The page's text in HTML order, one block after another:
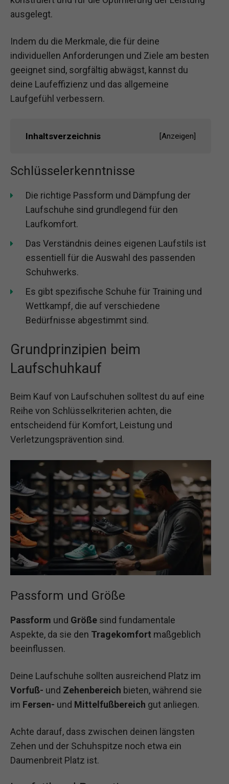
ausgelegt.
Indem du die Merkmale, die für deine
individuellen Anforderungen und Ziele am besten
geeignet sind, sorgfältig abwägst, kannst du
deine Laufeffizienz und das allgemeine
Laufgefühl verbessern.
Inhaltsverzeichnis [Anzeigen]
Schlüsselerkenntnisse
Die richtige Passform und Dämpfung der
Laufschuhe sind grundlegend für den
Laufkomfort.
Das Verständnis deines eigenen Laufstils ist
essentiell für die Auswahl des passenden
Schuhwerks.
Es gibt spezifische Schuhe für Training und
Wettkampf, die auf verschiedene
Bedürfnisse abgestimmt sind.
Grundprinzipien beim
Laufschuhkauf
Beim Kauf von Laufschuhen solltest du auf eine
Reihe von Schlüsselkriterien achten, die
entscheidend für Komfort, Leistung und
Verletzungsprävention sind.
Passform und Größe
Passform und Größe sind fundamentale
Aspekte, da sie den Tragekomfort maßgeblich
beeinflussen.
Deine Laufschuhe sollten ausreichend Platz im
Vorfuß- und Zehenbereich bieten, während sie
im Fersen- und Mittelfußbereich gut anliegen.
Achte darauf, dass zwischen deinen längsten
Zehen und der Schuhspitze noch etwa ein
Daumenbreit Platz ist.